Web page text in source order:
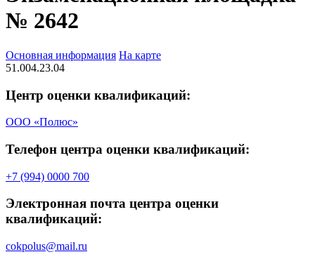
№ 2642
Основная информация На карте
51.004.23.04
Центр оценки квалификаций:
ООО «Полюс»
Телефон центра оценки квалификаций:
+7 (994) 0000 700
Электронная почта центра оценки
квалификаций:
cokpolus@mail.ru